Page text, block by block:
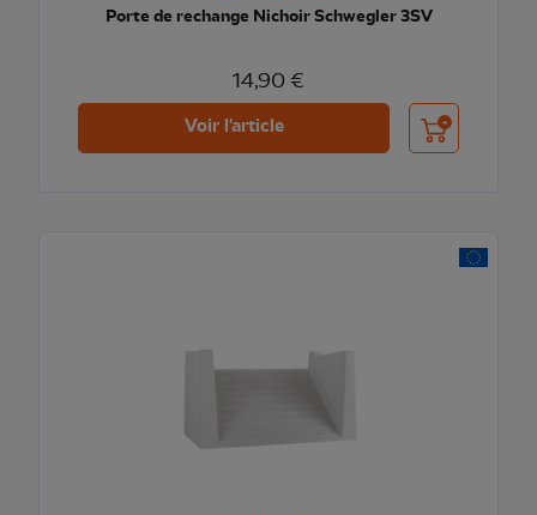
Porte de rechange Nichoir Schwegler 3SV
14,90 €
Voir l'article Ajouter au